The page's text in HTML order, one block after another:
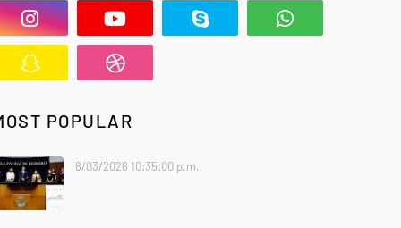
POPULAR
8/03/2026 10:35:00 p.m.